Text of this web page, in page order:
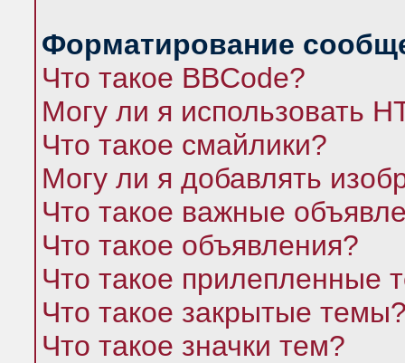
Форматирование
Что такое BBCode?
Могу ли я использовать
Что такое смайлики?
Могу ли я добавлять
Что такое важные
Что такое объявления?
Что такое прилепленные
Что такое закрытые
Что такое значки тем?